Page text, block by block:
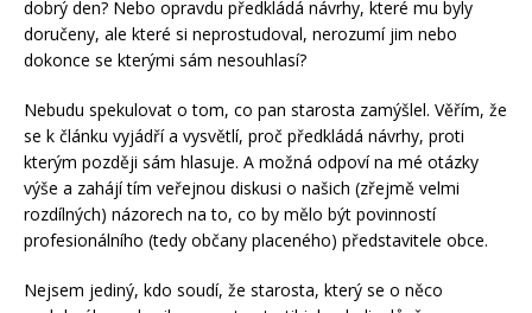
dobrý den? Nebo opravdu předkládá návrhy, které mu byly
doručeny, ale které si neprostudoval, nerozumí jim nebo
dokonce se kterými sám nesouhlasí?
Nebudu spekulovat o tom, co pan starosta zamýšlel. Věřím, že
se k článku vyjádří a vysvětlí, proč předkládá návrhy, proti
kterým později sám hlasuje. A možná odpoví na mé otázky
výše a zahájí tím veřejnou diskusi o našich (zřejmě velmi
rozdílných) názorech na to, co by mělo být povinností
profesionálního (tedy občany placeného) představitele obce.
Nejsem jediný, kdo soudí, že starosta, který se o něco